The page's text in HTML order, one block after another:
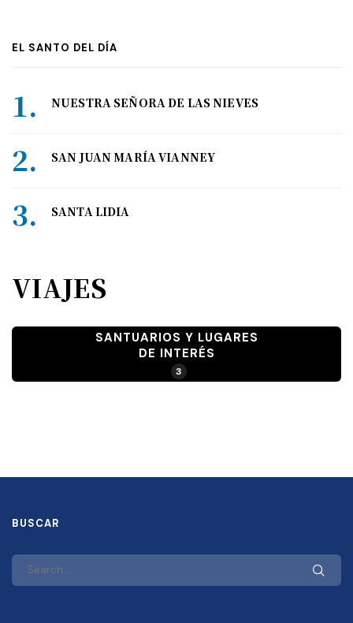
EL SANTO DEL DÍA
NUESTRA SEÑORA DE LAS NIEVES
SAN JUAN MARÍA VIANNEY
SANTA LIDIA
VIAJES
SANTUARIOS Y LUGARES
DE INTERÉS
3
BUSCAR